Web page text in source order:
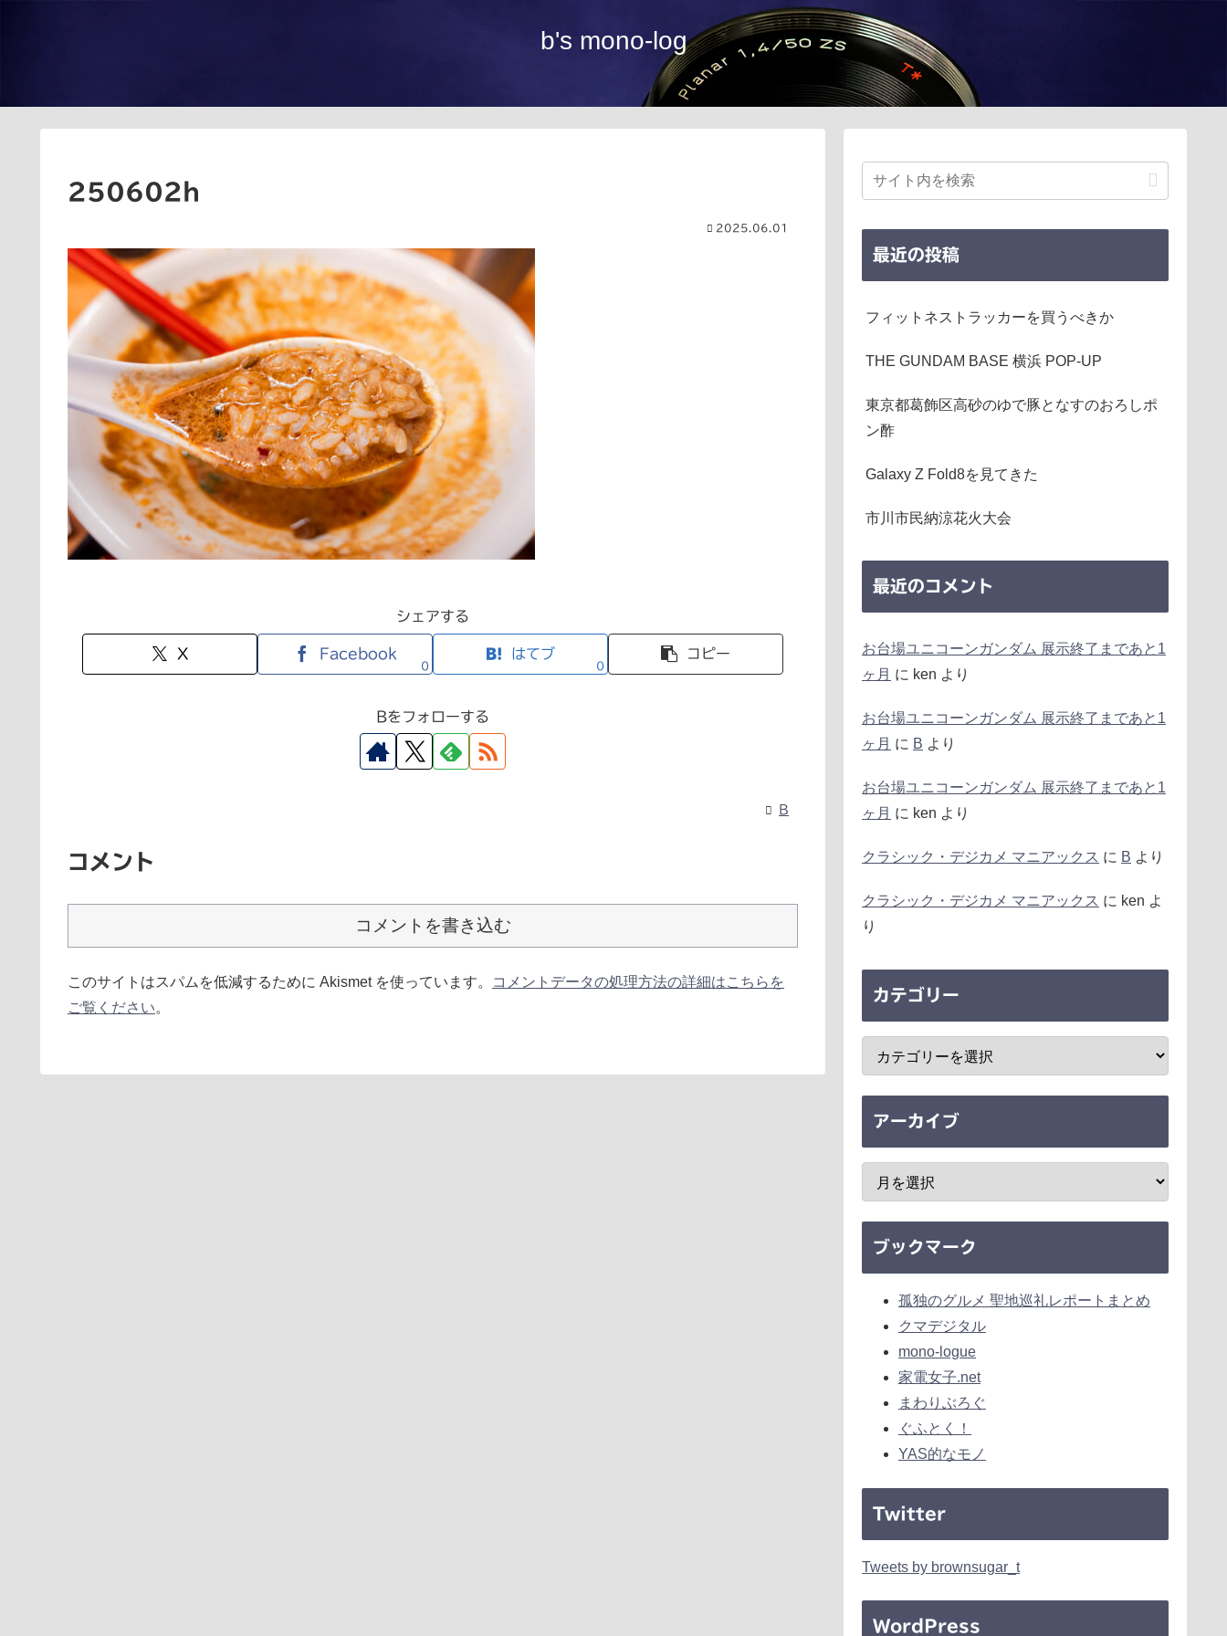
b's mono-log
250602h
2025.06.01
シェアする
X Facebook
0
はてブ
0
コピー
Bをフォローする
B
コメント
コメントを書き込む
このサイトはスパムを低減するために Akismet を使っています。
コメントデータの処理方法の詳細はこちらを
ご覧ください。
最近の投稿
フィットネストラッカーを買うべきか
THE GUNDAM BASE 横浜 POP-UP
東京都葛飾区高砂のゆで豚となすのおろしポ
ン酢
Galaxy Z Fold8を見てきた
市川市民納涼花火大会
最近のコメント
お台場ユニコーンガンダム 展示終了まであと1
ヶ月 に ken より
お台場ユニコーンガンダム 展示終了まであと1
ヶ月 に B より
お台場ユニコーンガンダム 展示終了まであと1
ヶ月 に ken より
クラシック・デジカメ マニアックス に B より
クラシック・デジカメ マニアックス に ken よ
り
カテゴリー
アーカイブ
ブックマーク
孤独のグルメ 聖地巡礼レポートまとめ
クマデジタル
mono-logue
家電女子.net
まわりぶろぐ
ぐふとく！
YAS的なモノ
Twitter
Tweets by brownsugar_t
WordPress